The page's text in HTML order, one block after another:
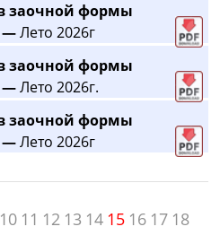
заочной формы
—Лето 2026г
заочной формы
—Лето 2026г.
заочной формы
—Лето 2026г
10 11 12 13 14 15 16 17 18